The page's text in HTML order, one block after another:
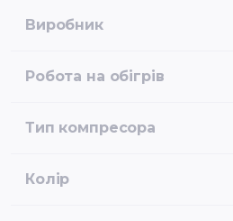
Виробник
Робота на обігрів
Тип компресора
Колір